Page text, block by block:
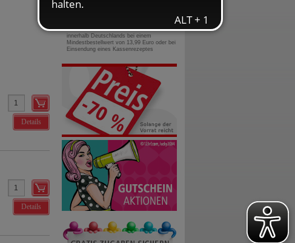
Details
Details
gebührenfreie Rufnummer
innerhalb Deutschlands bei einem
Mindestbestellwert von 13,99 Euro oder bei
Einsendung eines Kassenrezeptes